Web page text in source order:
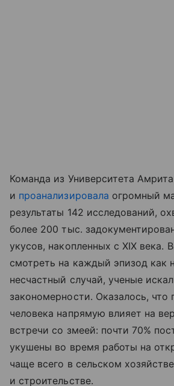
Команда из Университета
и проанализировала огромный
результаты 142 исследований,
более 200 тыс.
укусов, накопленных с XIX века.
смотреть на каждый эпизод как
несчастный случай, ученые
закономерности. Оказалось, что
человека напрямую влияет на
встречи со змеей: почти 70%
укушены во время работы на
чаще всего в сельском хозяйстве
и строительстве.